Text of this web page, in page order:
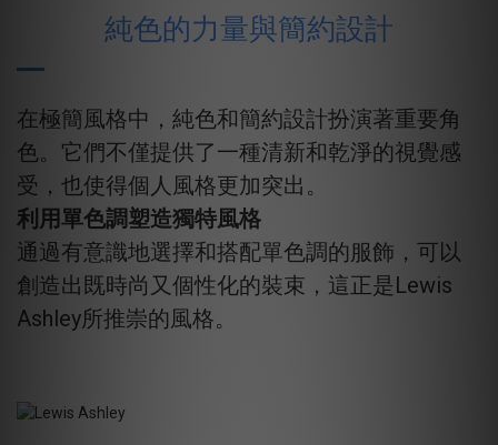
純色的力量與簡約設計
在極簡風格中，純色和簡約設計扮演著重要角
色。它們不僅提供了一種清新和乾淨的視覺感
受，也使得個人風格更加突出。
利用單色調塑造獨特風格
通過有意識地選擇和搭配單色調的服飾，可以
創造出既時尚又個性化的裝束，這正是Lewis
Ashley所推崇的風格。